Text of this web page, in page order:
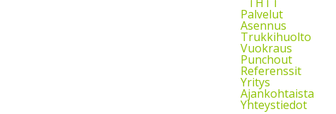
Palvelut
Asennus
Trukkihuolto
Vuokraus
Punchout
Referenssit
Yritys
Ajankohtaista
Yhteystiedot